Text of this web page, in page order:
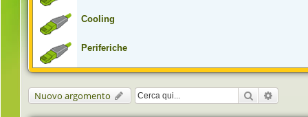
Cooling
Periferiche
Nuovo argomento Cerca